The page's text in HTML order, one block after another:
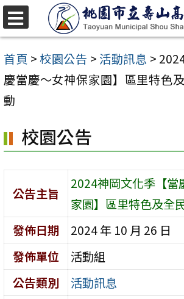
跳
至
主
要
內
區
首頁 >校園公告 > 活動訊息 >
慶當慶～女神保家園】區里特色
動
校園公告
公告主旨
2024神岡文化季【當
家園】區里特色及全
發佈日期
2024 年 10 月 26 日
發佈單位
活動組
公告類別
活動訊息
選
單